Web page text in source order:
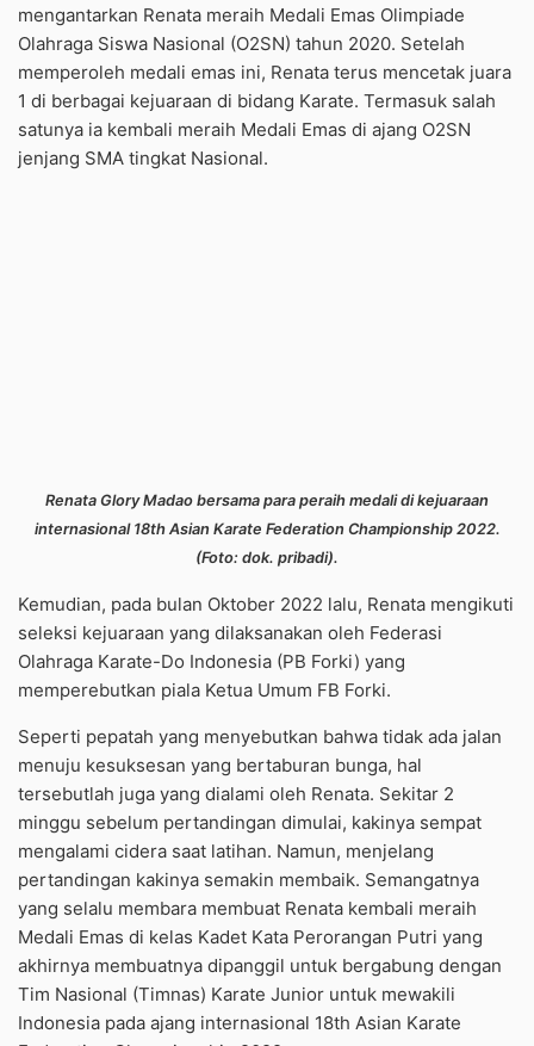
mengantarkan Renata meraih Medali Emas Olimpiade
Olahraga Siswa Nasional (O2SN) tahun 2020. Setelah
memperoleh medali emas ini, Renata terus mencetak juara
1 di berbagai kejuaraan di bidang Karate. Termasuk salah
satunya ia kembali meraih Medali Emas di ajang O2SN
jenjang SMA tingkat Nasional.
Renata Glory Madao bersama para peraih medali di kejuaraan
internasional 18th Asian Karate Federation Championship 2022.
(Foto: dok. pribadi).
Kemudian, pada bulan Oktober 2022 lalu, Renata mengikuti
seleksi kejuaraan yang dilaksanakan oleh Federasi
Olahraga Karate-Do Indonesia (PB Forki) yang
memperebutkan piala Ketua Umum FB Forki.
Seperti pepatah yang menyebutkan bahwa tidak ada jalan
menuju kesuksesan yang bertaburan bunga, hal
tersebutlah juga yang dialami oleh Renata. Sekitar 2
minggu sebelum pertandingan dimulai, kakinya sempat
mengalami cidera saat latihan. Namun, menjelang
pertandingan kakinya semakin membaik. Semangatnya
yang selalu membara membuat Renata kembali meraih
Medali Emas di kelas Kadet Kata Perorangan Putri yang
akhirnya membuatnya dipanggil untuk bergabung dengan
Tim Nasional (Timnas) Karate Junior untuk mewakili
Indonesia pada ajang internasional 18th Asian Karate